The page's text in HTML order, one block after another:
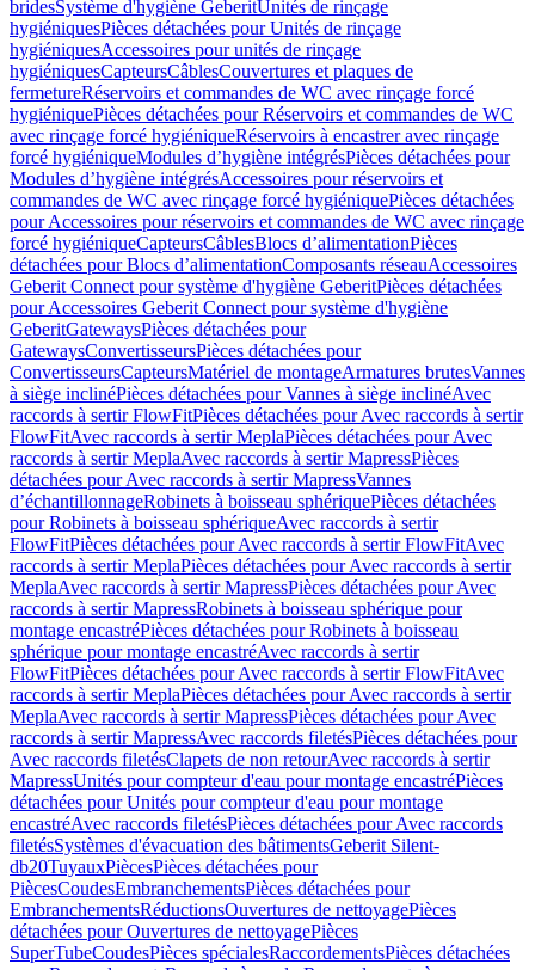
bridesSystème d'hygiène GeberitUnités de rinçage
hygiéniquesPièces détachées pour Unités de rinçage
hygiéniquesAccessoires pour unités de rinçage
hygiéniquesCapteursCâblesCouvertures et plaques de
fermetureRéservoirs et commandes de WC avec rinçage forcé
hygiéniquePièces détachées pour Réservoirs et commandes de WC
avec rinçage forcé hygiéniqueRéservoirs à encastrer avec rinçage
forcé hygiéniqueModules d’hygiène intégrésPièces détachées pour
Modules d’hygiène intégrésAccessoires pour réservoirs et
commandes de WC avec rinçage forcé hygiéniquePièces détachées
pour Accessoires pour réservoirs et commandes de WC avec rinçage
forcé hygiéniqueCapteursCâblesBlocs d’alimentationPièces
détachées pour Blocs d’alimentationComposants réseauAccessoires
Geberit Connect pour système d'hygiène GeberitPièces détachées
pour Accessoires Geberit Connect pour système d'hygiène
GeberitGatewaysPièces détachées pour
GatewaysConvertisseursPièces détachées pour
ConvertisseursCapteursMatériel de montageArmatures brutesVannes
à siège inclinéPièces détachées pour Vannes à siège inclinéAvec
raccords à sertir FlowFitPièces détachées pour Avec raccords à sertir
FlowFitAvec raccords à sertir MeplaPièces détachées pour Avec
raccords à sertir MeplaAvec raccords à sertir MapressPièces
détachées pour Avec raccords à sertir MapressVannes
d’échantillonnageRobinets à boisseau sphériquePièces détachées
pour Robinets à boisseau sphériqueAvec raccords à sertir
FlowFitPièces détachées pour Avec raccords à sertir FlowFitAvec
raccords à sertir MeplaPièces détachées pour Avec raccords à sertir
MeplaAvec raccords à sertir MapressPièces détachées pour Avec
raccords à sertir MapressRobinets à boisseau sphérique pour
montage encastréPièces détachées pour Robinets à boisseau
sphérique pour montage encastréAvec raccords à sertir
FlowFitPièces détachées pour Avec raccords à sertir FlowFitAvec
raccords à sertir MeplaPièces détachées pour Avec raccords à sertir
MeplaAvec raccords à sertir MapressPièces détachées pour Avec
raccords à sertir MapressAvec raccords filetésPièces détachées pour
Avec raccords filetésClapets de non retourAvec raccords à sertir
MapressUnités pour compteur d'eau pour montage encastréPièces
détachées pour Unités pour compteur d'eau pour montage
encastréAvec raccords filetésPièces détachées pour Avec raccords
filetésSystèmes d'évacuation des bâtimentsGeberit Silent-
db20TuyauxPiècesPièces détachées pour
PiècesCoudesEmbranchementsPièces détachées pour
EmbranchementsRéductionsOuvertures de nettoyagePièces
détachées pour Ouvertures de nettoyagePièces
SuperTubeCoudesPièces spécialesRaccordementsPièces détachées